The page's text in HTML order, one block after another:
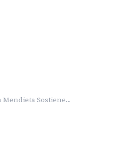
Declan Rice per Guidare l'Arsenal alla Gloria della Champions League